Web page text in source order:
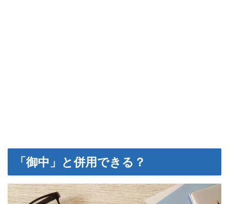
「御中」と併用できる？